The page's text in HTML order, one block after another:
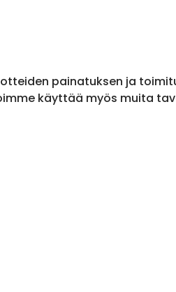
painatuksen ja
käyttää myös muita